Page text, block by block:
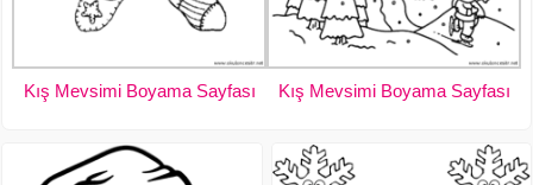
Kış Mevsimi Boyama Sayfası Kış Mevsimi Boyama Sayfası